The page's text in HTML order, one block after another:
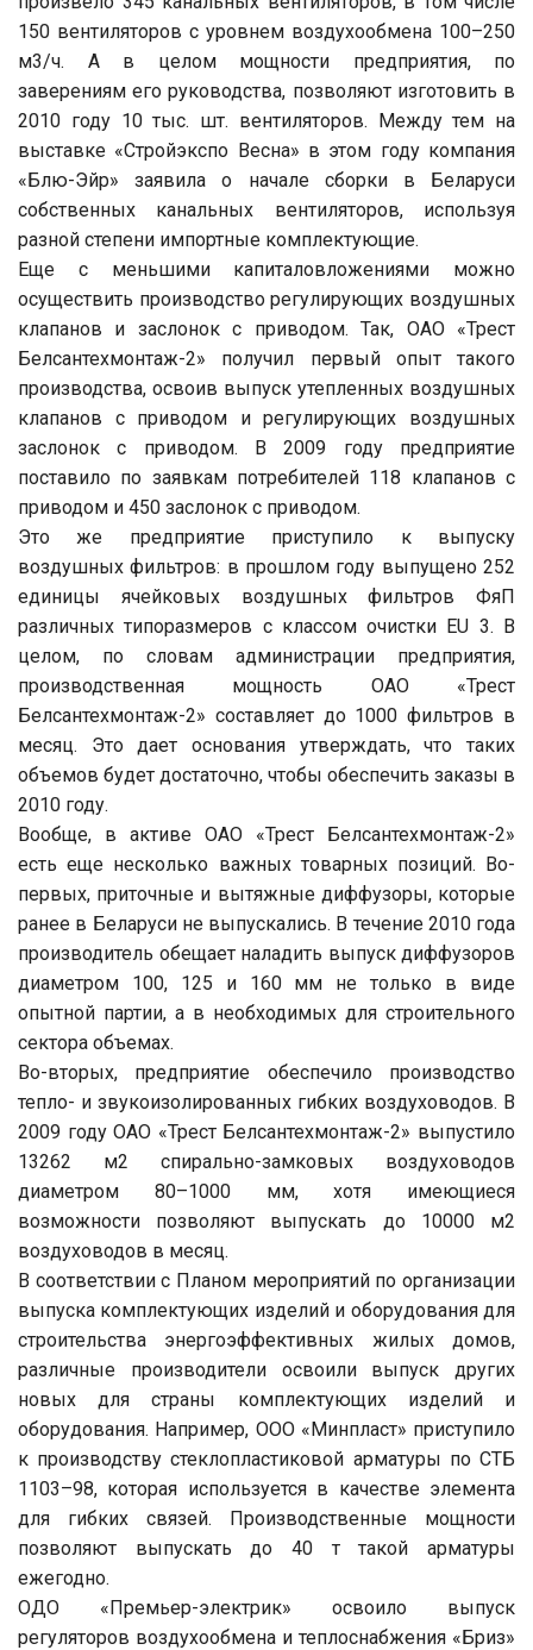
150 вентиляторов с уровнем воздухообмена 100–250
м3/ч. А в целом мощности предприятия, по
заверениям его руководства, позволяют изготовить в
2010 году 10 тыс. шт. вентиляторов. Между тем на
выставке «Стройэкспо Весна» в этом году компания
«Блю-Эйр» заявила о начале сборки в Беларуси
собственных канальных вентиляторов, используя
разной степени импортные комплектующие.
Еще с меньшими капиталовложениями можно
осуществить производство регулирующих воздушных
клапанов и заслонок с приводом. Так, ОАО «Трест
Белсантехмонтаж-2» получил первый опыт такого
производства, освоив выпуск утепленных воздушных
клапанов с приводом и регулирующих воздушных
заслонок с приводом. В 2009 году предприятие
поставило по заявкам потребителей 118 клапанов с
приводом и 450 заслонок с приводом.
Это же предприятие приступило к выпуску
воздушных фильтров: в прошлом году выпущено 252
единицы ячейковых воздушных фильтров ФяП
различных типоразмеров с классом очистки EU 3. В
целом, по словам администрации предприятия,
производственная мощность ОАО «Трест
Белсантехмонтаж-2» составляет до 1000 фильтров в
месяц. Это дает основания утверждать, что таких
объемов будет достаточно, чтобы обеспечить заказы в
2010 году.
Вообще, в активе ОАО «Трест Белсантехмонтаж-2»
есть еще несколько важных товарных позиций. Во-
первых, приточные и вытяжные диффузоры, которые
ранее в Беларуси не выпускались. В течение 2010 года
производитель обещает наладить выпуск диффузоров
диаметром 100, 125 и 160 мм не только в виде
опытной партии, а в необходимых для строительного
сектора объемах.
Во-вторых, предприятие обеспечило производство
тепло- и звукоизолированных гибких воздуховодов. В
2009 году ОАО «Трест Белсантехмонтаж-2» выпустило
13262 м2 спирально-замковых воздуховодов
диаметром 80–1000 мм, хотя имеющиеся
возможности позволяют выпускать до 10000 м2
воздуховодов в месяц.
В соответствии с Планом мероприятий по организации
выпуска комплектующих изделий и оборудования для
строительства энергоэффективных жилых домов,
различные производители освоили выпуск других
новых для страны комплектующих изделий и
оборудования. Например, ООО «Минпласт» приступило
к производству стеклопластиковой арматуры по СТБ
1103–98, которая используется в качестве элемента
для гибких связей. Производственные мощности
позволяют выпускать до 40 т такой арматуры
ежегодно.
ОДО «Премьер-электрик» освоило выпуск
регуляторов воздухообмена и теплоснабжения «Бриз»